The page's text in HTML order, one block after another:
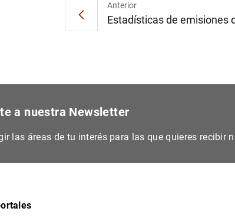
Anterior
Estadísticas de emisiones
a nuestra Newsletter
las áreas de tu interés para las que quieres recibir